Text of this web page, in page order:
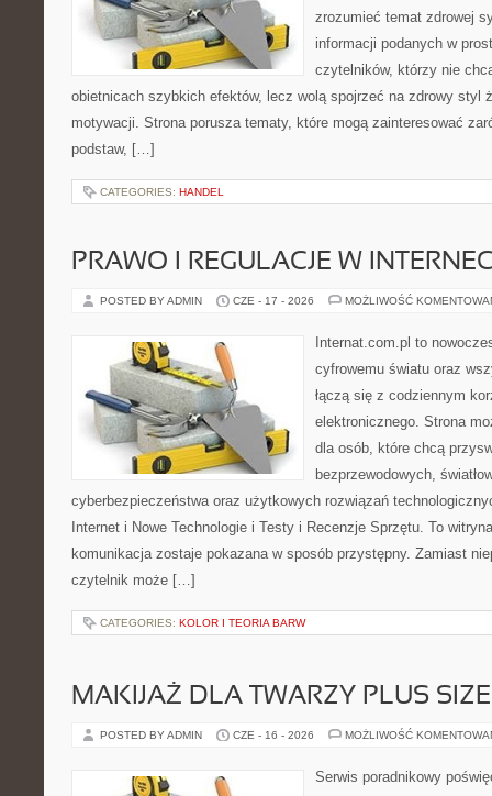
zrozumieć temat zdrowej
informacji podanych w
czytelników, którzy nie
obietnicach szybkich efektów, lecz wolą spojrzeć na zdrowy styl
motywacji. Strona porusza tematy, które mogą zainteresować
podstaw, […]
CATEGORIES: HANDEL
PRAWO I REGULACJE W
POSTED BY ADMIN CZE - 17 - 2026 MOŻLIWOŚĆ
Internat.com.pl to
cyfrowemu światu oraz
łączą się z codziennym
elektronicznego. Strona
dla osób, które chcą
bezprzewodowych,
cyberbezpieczeństwa oraz użytkowych rozwiązań
Internet i Nowe Technologie i Testy i Recenzje Sprzętu. To
komunikacja zostaje pokazana w sposób przystępny. Zamiast
czytelnik może […]
CATEGORIES: KOLOR I TEORIA BARW
MAKIJAŻ DLA TWARZY PLUS SIZE
POSTED BY ADMIN CZE - 16 - 2026 MOŻLIWOŚĆ
Serwis poradnikowy